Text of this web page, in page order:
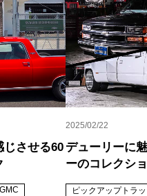
じさせる60
GMC
2025/02/22
デューリーに
ーのコレクシ
ピックアップトラッ